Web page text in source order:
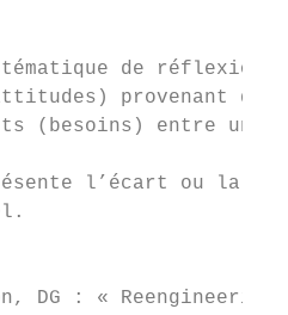
de réflexion,
provenant de
(besoins) entre
l’écart ou la
DG : «